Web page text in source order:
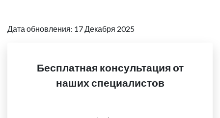
Дата обновления: 17 Декабря 2025
Бесплатная консультация от
наших специалистов